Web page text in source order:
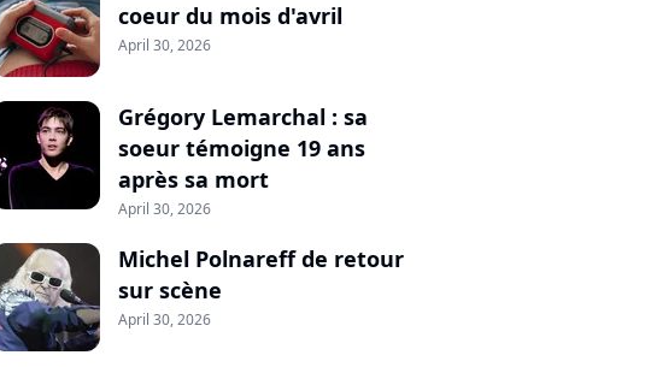
coeur du mois d'avril
April 30, 2026
Grégory Lemarchal : sa
soeur témoigne 19 ans
après sa mort
April 30, 2026
Michel Polnareff de retour
sur scène
April 30, 2026